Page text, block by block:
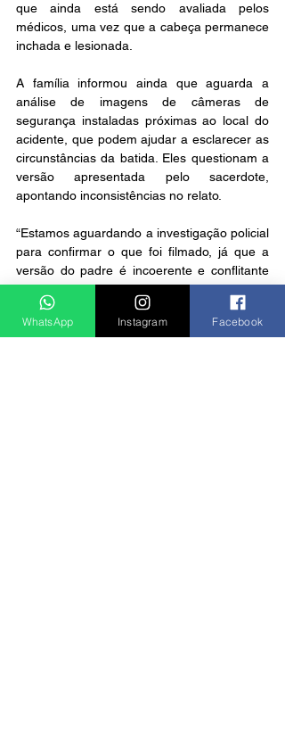
que ainda está sendo avaliada pelos
médicos, uma vez que a cabeça permanece
inchada e lesionada.
A família informou ainda que aguarda a
análise de imagens de câmeras de
segurança instaladas próximas ao local do
acidente, que podem ajudar a esclarecer as
circunstâncias da batida. Eles questionam a
versão apresentada pelo sacerdote,
apontando inconsistências no relato.
“Estamos aguardando a investigação policial
para confirmar o que foi filmado, já que a
versão do padre é incoerente e conflitante
com o relatado pelo meu pai e por uma
testemunha ocular que passava pelo local
no momento e quase foi atingida pelo carro
WhatsApp Instagram Facebook